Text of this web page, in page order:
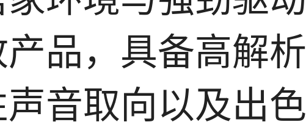
品，具备高解析
音取向以及出色